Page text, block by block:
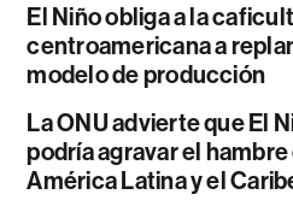
El Niño obliga a la
centroamericana a
modelo de producción
La ONU advierte que El
podría agravar el hambre
América Latina y el